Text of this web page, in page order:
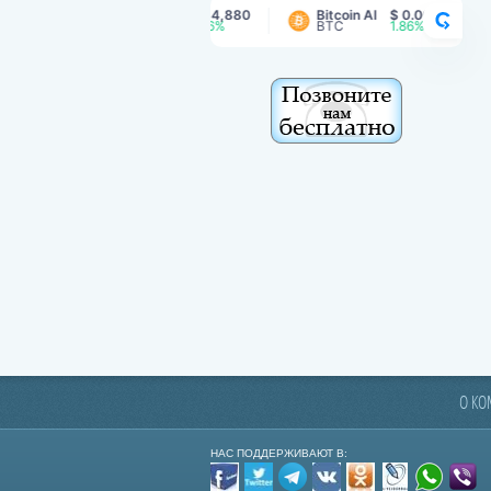
$ 64,880 Bitcoin AI
BTC
$ 0.00169
О
НАС ПОДДЕРЖИВАЮТ В: